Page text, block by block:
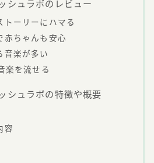
シュラボのレビュー
トーリーにハマる
赤ちゃんも安心
音楽が多い
楽を流せる
シュラボの特徴や概要
容